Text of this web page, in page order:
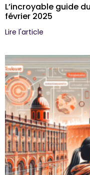
L’incroyable guide
février 2025
Lire l'article